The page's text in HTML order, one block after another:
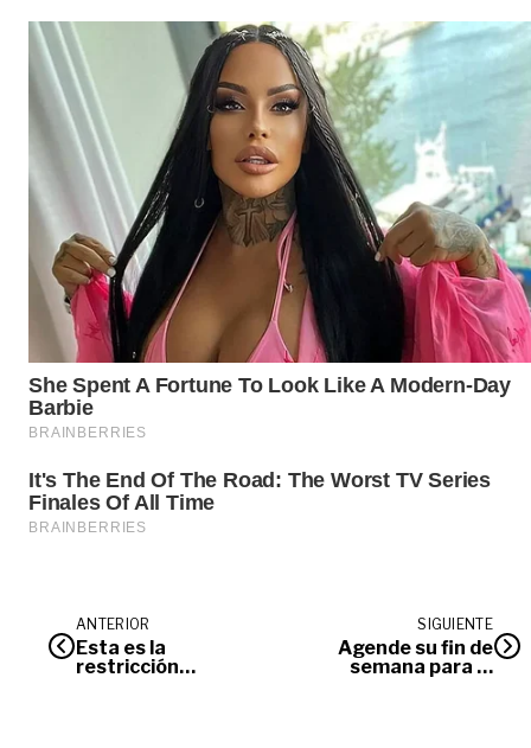
ANTERIOR
Esta es la
restricción
SIGUIENTE
Agende su fin de
semana para el